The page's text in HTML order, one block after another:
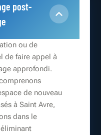
post-
ou de
de faire appel à
approfondi.
de nouveau
à Saint Avre,
dans le